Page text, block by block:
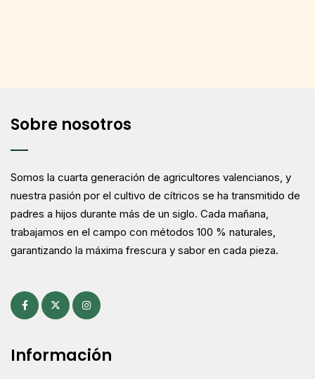
Sobre nosotros
Somos la cuarta generación de agricultores valencianos, y
nuestra pasión por el cultivo de cítricos se ha transmitido de
padres a hijos durante más de un siglo. Cada mañana,
trabajamos en el campo con métodos 100 % naturales,
garantizando la máxima frescura y sabor en cada pieza.
Información